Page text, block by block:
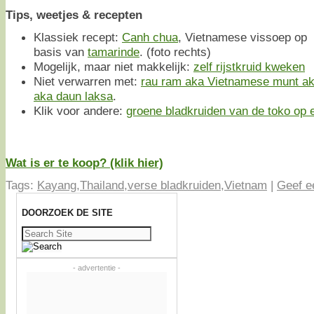
Tips, weetjes & recepten
Klassiek recept: Canh chua, Vietnamese vissoep op
basis van tamarinde. (foto rechts)
Mogelijk, maar niet makkelijk: zelf rijstkruid kweken
Niet verwarren met: rau ram aka Vietnamese munt
aka daun laksa.
Klik voor andere: groene bladkruiden van de toko op
Wat is er te koop? (klik hier)
Tags: Kayang,Thailand,verse bladkruiden,Vietnam | Geef
DOORZOEK DE SITE
Zoeken
naar:
- advertentie -